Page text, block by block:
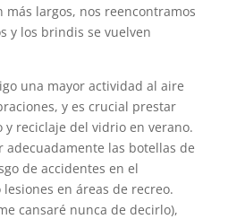
más largos, nos reencontramos
y los brindis se vuelven
una mayor actividad al aire
y es crucial prestar
y reciclaje del vidrio en verano.
adecuadamente las botellas de
de accidentes en el
en áreas de recreo.
cansaré nunca de decirlo),